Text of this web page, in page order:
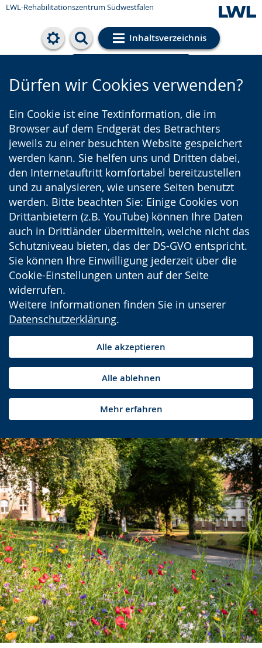
LWL-Rehabilitationszentrum Südwestfalen
Inhaltsverzeichnis
Cookie-Einstellungen
Dürfen wir Cookies verwenden?
Ein Cookie ist eine Textinformation, die im
Browser auf dem Endgerät des Betrachters
jeweils zu einer besuchten Website gespeichert
werden kann. Sie helfen uns und Dritten dabei,
den Internetauftritt komfortabel bereitzustellen
und zu analysieren, wie unsere Seiten benutzt
werden. Bitte beachten Sie: Einige Cookies von
Drittanbietern (z.B. YouTube) können Ihre Daten
auch in Drittländer übermitteln, welche nicht das
Schutzniveau bieten, das der DS-GVO entspricht.
Sie können Ihre Einwilligung jederzeit über die
Cookie-Einstellungen unten auf der Seite
widerrufen.
Weitere Informationen finden Sie in unserer
Datenschutzerklärung.
Alle akzeptieren
Alle ablehnen
Mehr erfahren